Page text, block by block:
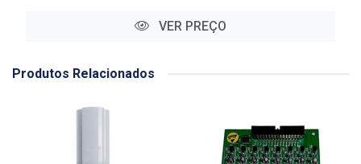
VER PREÇO
Produtos Relacionados